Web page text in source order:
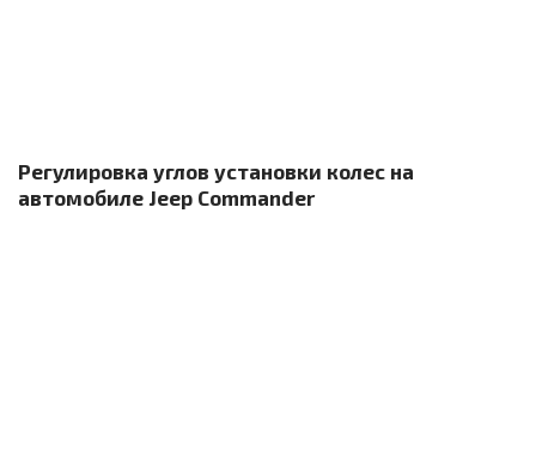
Регулировка углов установки колес на
автомобиле Jeep Commander